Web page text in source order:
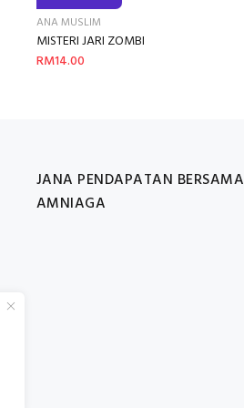
ANA MUSLIM
MISTERI JARI ZOMBI
RM14.00
JANA PENDAPATAN BERSAMA
AMNIAGA